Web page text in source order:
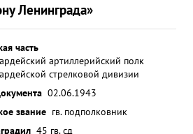
Ленинграда»
часть
артиллерийский полк
стрелковой дивизии
02.06.1943
звание гв. подполковник
45 гв. сд